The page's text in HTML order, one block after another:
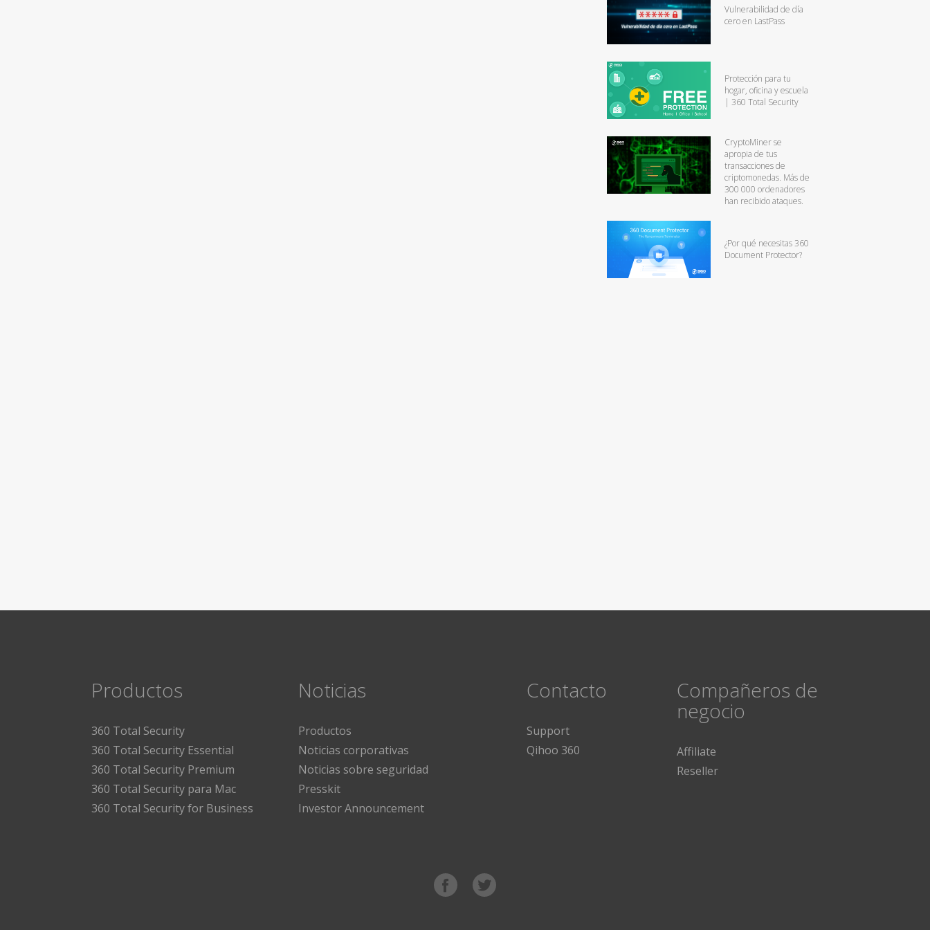
Vulnerabilidad de día
cero en LastPass
Protección para tu
hogar, oficina y escuela
| 360 Total Security
CryptoMiner se
apropia de tus
transacciones de
criptomonedas. Más de
300 000 ordenadores
han recibido ataques.
¿Por qué necesitas 360
Document Protector?
Productos
360 Total Security
360 Total Security Essential
360 Total Security Premium
360 Total Security para Mac
360 Total Security for Business
Noticias
Productos
Noticias corporativas
Noticias sobre seguridad
Presskit
Investor Announcement
Contacto
Support
Qihoo 360
Compañeros de
negocio
Affiliate
Reseller